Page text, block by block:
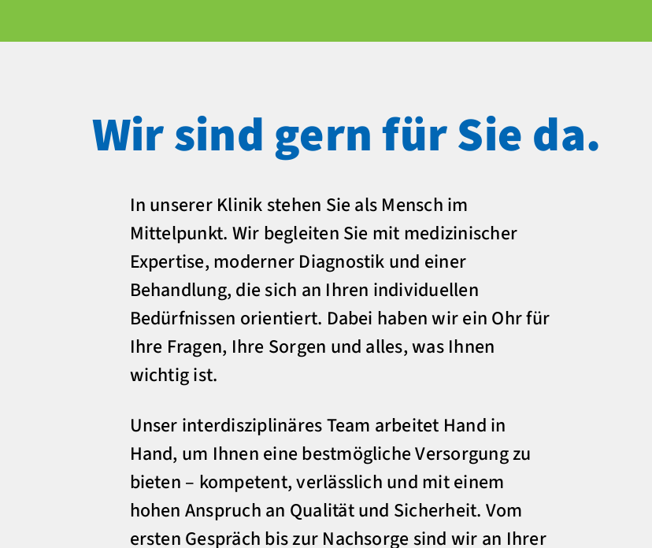
Wir sind gern für Sie da.
In unserer Klinik stehen Sie als Mensch im
Mittelpunkt. Wir begleiten Sie mit medizinischer
Expertise, moderner Diagnostik und einer
Behandlung, die sich an Ihren individuellen
Bedürfnissen orientiert. Dabei haben wir ein Ohr für
Ihre Fragen, Ihre Sorgen und alles, was Ihnen
wichtig ist.
Unser interdisziplinäres Team arbeitet Hand in
Hand, um Ihnen eine bestmögliche Versorgung zu
bieten – kompetent, verlässlich und mit einem
hohen Anspruch an Qualität und Sicherheit. Vom
ersten Gespräch bis zur Nachsorge sind wir an Ihrer